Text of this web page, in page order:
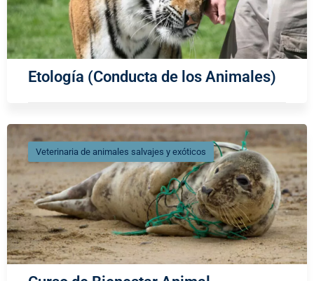
Etología (Conducta de los Animales)
Veterinaria de animales salvajes y exóticos